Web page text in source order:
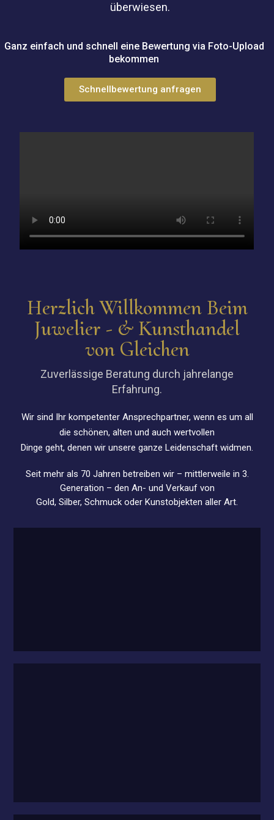
überwiesen.
Ganz einfach und schnell eine Bewertung via Foto-Upload
bekommen
Schnellbewertung anfragen
Herzlich Willkommen Beim
Juwelier - & Kunsthandel
von Gleichen
Zuverlässige Beratung durch jahrelange
Erfahrung.
Wir sind Ihr kompetenter Ansprechpartner, wenn es um all
die schönen, alten und auch wertvollen
Dinge geht, denen wir unsere ganze Leidenschaft widmen.
Seit mehr als 70 Jahren betreiben wir – mittlerweile in 3.
Generation – den An- und Verkauf von
Gold, Silber, Schmuck oder Kunstobjekten aller Art.